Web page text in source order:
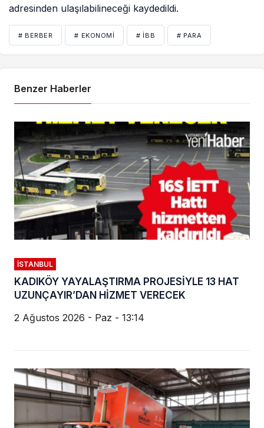
adresinden ulaşılabilineceği kaydedildi.
# BERBER # EKONOMI # İBB # PARA
Benzer Haberler
İSTANBUL
KADIKÖY YAYALAŞTIRMA PROJESİYLE 13 HAT
UZUNÇAYIR’DAN HİZMET VERECEK
2 Ağustos 2026 - Paz - 13:14